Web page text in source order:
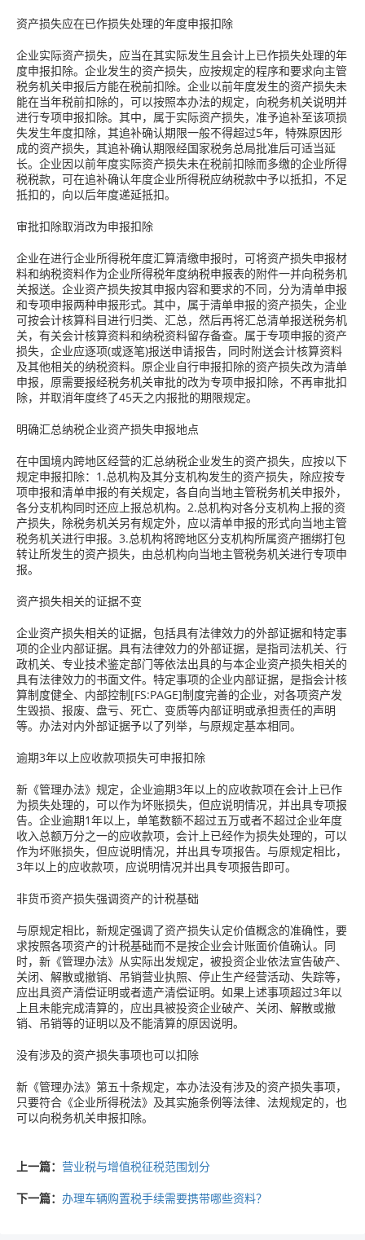
资产损失应在已作损失处理的年度申报扣除
企业实际资产损失，应当在其实际发生且会计上已作损失处理的年
度申报扣除。企业发生的资产损失，应按规定的程序和要求向主管
税务机关申报后方能在税前扣除。企业以前年度发生的资产损失未
能在当年税前扣除的，可以按照本办法的规定，向税务机关说明并
进行专项申报扣除。其中，属于实际资产损失，准予追补至该项损
失发生年度扣除，其追补确认期限一般不得超过5年，特殊原因形
成的资产损失，其追补确认期限经国家税务总局批准后可适当延
长。企业因以前年度实际资产损失未在税前扣除而多缴的企业所得
税税款，可在追补确认年度企业所得税应纳税款中予以抵扣，不足
抵扣的，向以后年度递延抵扣。
审批扣除取消改为申报扣除
企业在进行企业所得税年度汇算清缴申报时，可将资产损失申报材
料和纳税资料作为企业所得税年度纳税申报表的附件一并向税务机
关报送。企业资产损失按其申报内容和要求的不同，分为清单申报
和专项申报两种申报形式。其中，属于清单申报的资产损失，企业
可按会计核算科目进行归类、汇总，然后再将汇总清单报送税务机
关，有关会计核算资料和纳税资料留存备查。属于专项申报的资产
损失，企业应逐项(或逐笔)报送申请报告，同时附送会计核算资料
及其他相关的纳税资料。原企业自行申报扣除的资产损失改为清单
申报，原需要报经税务机关审批的改为专项申报扣除，不再审批扣
除，并取消年度终了45天之内报批的期限规定。
明确汇总纳税企业资产损失申报地点
在中国境内跨地区经营的汇总纳税企业发生的资产损失，应按以下
规定申报扣除：1.总机构及其分支机构发生的资产损失，除应按专
项申报和清单申报的有关规定，各自向当地主管税务机关申报外，
各分支机构同时还应上报总机构。2.总机构对各分支机构上报的资
产损失，除税务机关另有规定外，应以清单申报的形式向当地主管
税务机关进行申报。3.总机构将跨地区分支机构所属资产捆绑打包
转让所发生的资产损失，由总机构向当地主管税务机关进行专项申
报。
资产损失相关的证据不变
企业资产损失相关的证据，包括具有法律效力的外部证据和特定事
项的企业内部证据。具有法律效力的外部证据，是指司法机关、行
政机关、专业技术鉴定部门等依法出具的与本企业资产损失相关的
具有法律效力的书面文件。特定事项的企业内部证据，是指会计核
算制度健全、内部控制[FS:PAGE]制度完善的企业，对各项资产发
生毁损、报废、盘亏、死亡、变质等内部证明或承担责任的声明
等。办法对内外部证据予以了列举，与原规定基本相同。
逾期3年以上应收款项损失可申报扣除
新《管理办法》规定，企业逾期3年以上的应收款项在会计上已作
为损失处理的，可以作为坏账损失，但应说明情况，并出具专项报
告。企业逾期1年以上，单笔数额不超过五万或者不超过企业年度
收入总额万分之一的应收款项，会计上已经作为损失处理的，可以
作为坏账损失，但应说明情况，并出具专项报告。与原规定相比，
3年以上的应收款项，应说明情况并出具专项报告即可。
非货币资产损失强调资产的计税基础
与原规定相比，新规定强调了资产损失认定价值概念的准确性，要
求按照各项资产的计税基础而不是按企业会计账面价值确认。同
时，新《管理办法》从实际出发规定，被投资企业依法宣告破产、
关闭、解散或撤销、吊销营业执照、停止生产经营活动、失踪等，
应出具资产清偿证明或者遗产清偿证明。如果上述事项超过3年以
上且未能完成清算的，应出具被投资企业破产、关闭、解散或撤
销、吊销等的证明以及不能清算的原因说明。
没有涉及的资产损失事项也可以扣除
新《管理办法》第五十条规定，本办法没有涉及的资产损失事项，
只要符合《企业所得税法》及其实施条例等法律、法规规定的，也
可以向税务机关申报扣除。
上一篇： 营业税与增值税征税范围划分
下一篇： 办理车辆购置税手续需要携带哪些资料？